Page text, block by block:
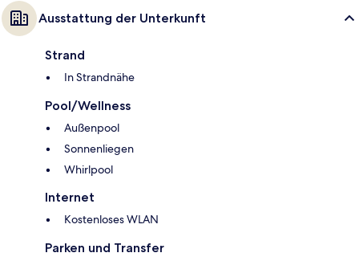
Ausstattung der Unterkunft
Strand
In Strandnähe
Pool/Wellness
Außenpool
Sonnenliegen
Whirlpool
Internet
Kostenloses WLAN
Parken und Transfer